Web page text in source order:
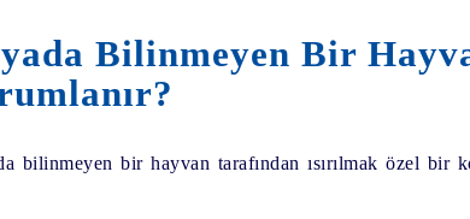
Bilinmeyen Bir
bilinmeyen bir hayvan tarafından ısırılmak özel bir